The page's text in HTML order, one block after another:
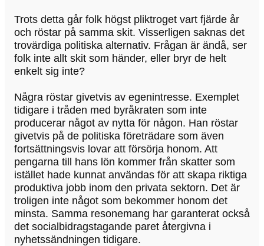
Trots detta går folk högst pliktroget vart fjärde år
och röstar på samma skit. Visserligen saknas det
trovärdiga politiska alternativ. Frågan är ändå, ser
folk inte allt skit som händer, eller bryr de helt
enkelt sig inte?
Några röstar givetvis av egenintresse. Exemplet
tidigare i tråden med byråkraten som inte
producerar något av nytta för någon. Han röstar
givetvis på de politiska företrädare som även
fortsättningsvis lovar att försörja honom. Att
pengarna till hans lön kommer från skatter som
istället hade kunnat användas för att skapa riktiga
produktiva jobb inom den privata sektorn. Det är
troligen inte något som bekommer honom det
minsta. Samma resonemang har garanterat också
det socialbidragstagande paret återgivna i
nyhetssändningen tidigare.